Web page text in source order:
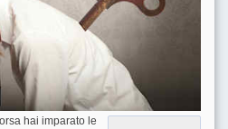
hai imparato le